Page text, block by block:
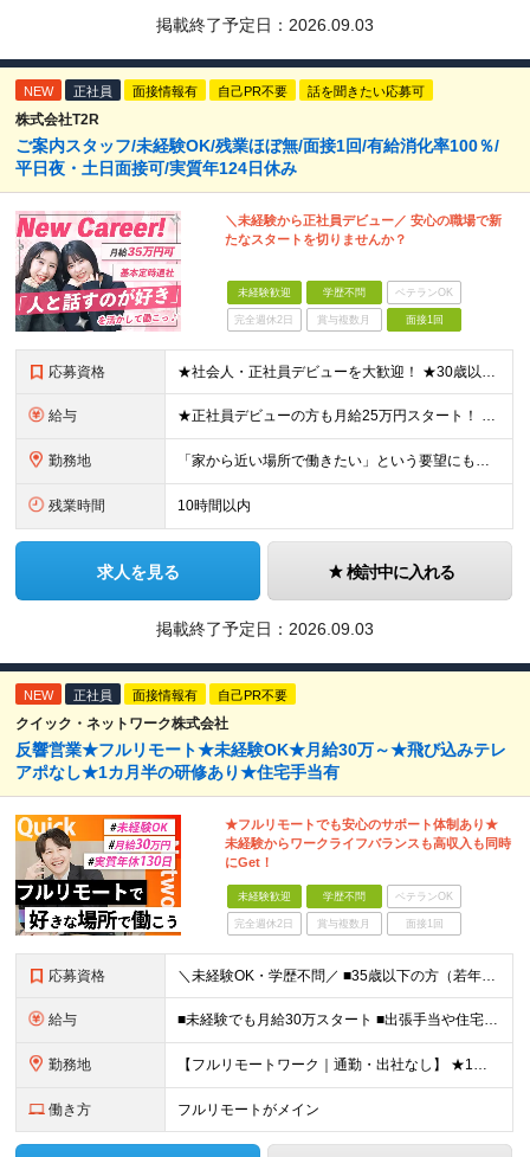
掲載終了予定日： 2026.09.03
NEW 正社員 面接情報有 自己PR不要 話を聞きたい応募可
株式会社T2R
ご案内スタッフ/未経験OK/残業ほぼ無/面接1回/有給消化率100％/
平日夜・土日面接可/実質年124日休み
＼未経験から正社員デビュー／ 安心の職場で新
たなスタートを切りませんか？
未経験歓迎 学歴不問 ベテランOK
完全週休2日 賞与複数月 面接1回
応募資格 ★社会人・正社員デビューを大歓迎！ ★30歳以下限定（※若年層の長期キャリア形成のため） ★学歴・経験一切不問！ -------【採用担当】より------------ 「過去は変えられないけど、未
給与 ★正社員デビューの方も月給25万円スタート！ ★プロジェクト先でインセンティブが出ることもあります◎ ＼未経験1年目想定年収：348万円～468万円／ 月給：25万円～35万円＋交通費全額支給＋資格
勤務地 「家から近い場所で働きたい」という要望にもお応えします！※実例あり ★一都三県（東京都・埼玉県・神奈川県・千葉県）のいずれかの携帯ショップやイベント会場に配属 ■本社 東京都豊島区南池袋2-33-7
残業時間 10時間以内
求人を見る 検討中に入れる
掲載終了予定日： 2026.09.03
NEW 正社員 面接情報有 自己PR不要
クイック・ネットワーク株式会社
反響営業★フルリモート★未経験OK★月給30万～★飛び込みテレ
アポなし★1カ月半の研修あり★住宅手当有
★フルリモートでも安心のサポート体制あり★
未経験からワークライフバランスも高収入も同時
にGet！
未経験歓迎 学歴不問 ベテランOK
完全週休2日 賞与複数月 面接1回
応募資格 ＼未経験OK・学歴不問／ ■35歳以下の方（若年層の長期キャリア形成のため） ■第二新卒OK ■普通自動車免許（AT）をお持ちの方 ▼▽こんな方はぜひご応募ください！▽▼ 「車の運転が好き！」 「地
給与 ■未経験でも月給30万スタート ■出張手当や住宅手当あり 【東京都・神奈川県】 月給35万円～60万円＋インセンティブ＋賞与＋諸手当 上記月給は、月42時間分の固定残業代（月8万3900円以上）を含
勤務地 【フルリモートワーク｜通勤・出社なし】 ★1人1台社用車貸与 ★転勤なし ★直帰直行OK 【本社】 兵庫県神戸市中央区明石町44 神戸御幸ビル4F ★☆積極採用中☆★ ◆北海道・東北：札幌／福島／
働き方 フルリモートがメイン